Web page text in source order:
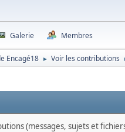
Galerie Membres
Encagé18 ► Voir les contributions
(messages, sujets et